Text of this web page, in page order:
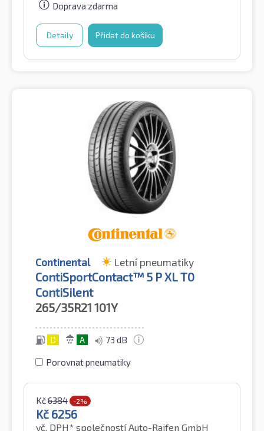
Doprava zdarma
Detaily Přidat do košíku
Continental Letní pneumatiky
ContiSportContact™ 5 P XL T0
ContiSilent
265/35R21 101Y
D A 73 dB
Porovnat pneumatiky
Kč6384 -2%
Kč 6256
vč. DPH* společností Auto-Raifen GmbH